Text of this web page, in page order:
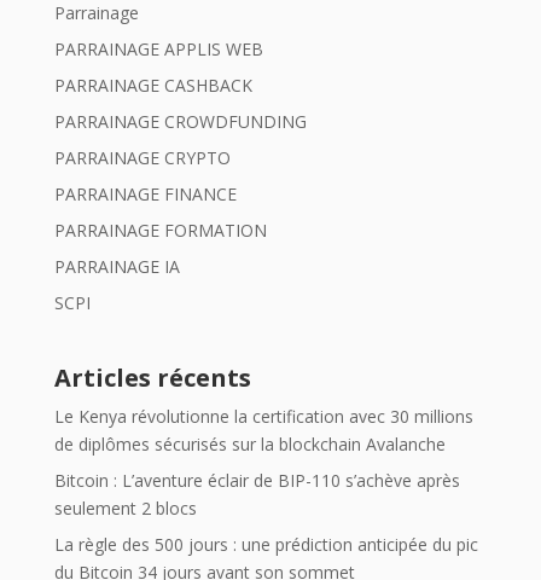
Parrainage
PARRAINAGE APPLIS WEB
PARRAINAGE CASHBACK
PARRAINAGE CROWDFUNDING
PARRAINAGE CRYPTO
PARRAINAGE FINANCE
PARRAINAGE FORMATION
PARRAINAGE IA
SCPI
Articles récents
Le Kenya révolutionne la certification avec 30 millions
de diplômes sécurisés sur la blockchain Avalanche
Bitcoin : L’aventure éclair de BIP-110 s’achève après
seulement 2 blocs
La règle des 500 jours : une prédiction anticipée du pic
du Bitcoin 34 jours avant son sommet